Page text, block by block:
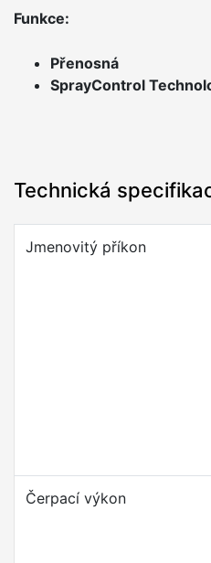
Funkce:
Přenosná
SprayControl
Technická
Jmenovitý příkon
Čerpací výkon